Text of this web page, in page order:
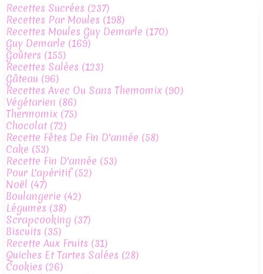
Recettes Sucrées (237)
Recettes Par Moules (198)
Recettes Moules Guy Demarle (170)
Guy Demarle (169)
Goûters (155)
Recettes Salées (123)
Gâteau (96)
Recettes Avec Ou Sans Themomix (90)
Végétarien (86)
Thermomix (75)
Chocolat(72)
Recette Fêtes De Fin D'année (58)
Cake (53)
Recette Fin D'année (53)
Pour L'apéritif(52)
Noël (47)
Boulangerie (42)
Légumes (38)
Scrapcooking (37)
Biscuits (35)
Recette Aux Fruits (31)
Quiches Et Tartes Salées (28)
Cookies (26)